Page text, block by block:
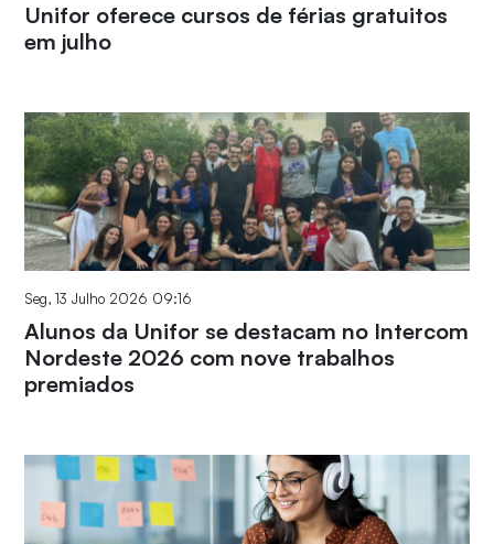
Unifor oferece cursos de férias gratuitos
em julho
Seg, 13 Julho 2026 09:16
Alunos da Unifor se destacam no Intercom
Nordeste 2026 com nove trabalhos
premiados